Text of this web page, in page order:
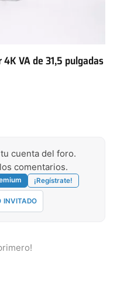
VA de 31,5 pulgadas
cuenta del foro.
comentarios.
¡Regístrate!
INVITADO